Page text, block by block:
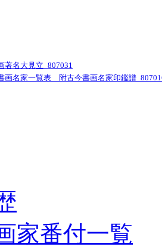
著名大見立_807031
画名家一覧表 附古今書画名家印鑑譜
家番付一覧